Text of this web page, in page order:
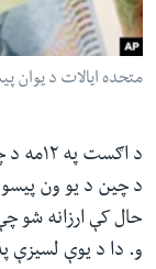
شئ
لټون
ځای
له مونږ سره په تماس کې
متحده ایالات د یوان
د اګست
د چین د یو ون پیسو
حال کې ارزانه شو
و. دا د یوې لسیزې